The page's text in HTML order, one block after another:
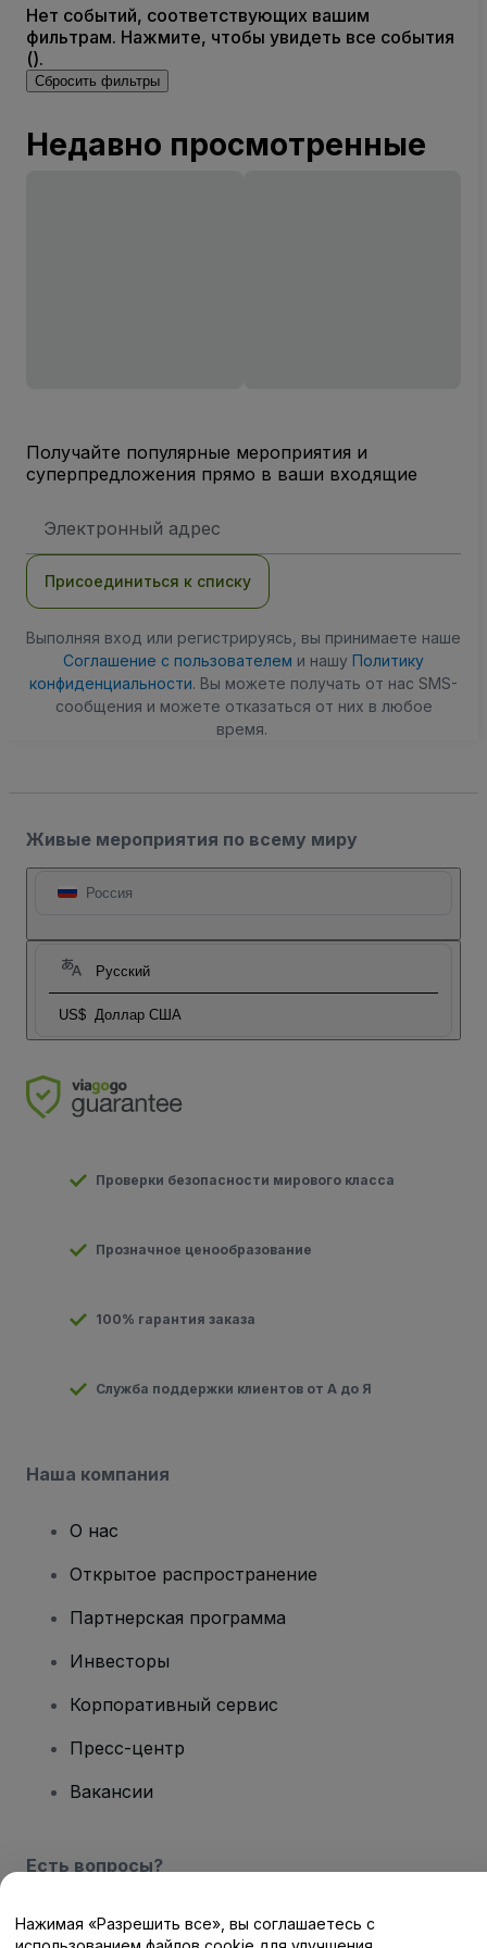
Нет событий, соответствующих вашим
фильтрам. Нажмите, чтобы увидеть все события
().
Сбросить фильтры
Недавно просмотренные
Получайте популярные мероприятия и
суперпредложения прямо в ваши входящие
электронной
Присоединиться к списку
Выполняя вход или регистрируясь, вы принимаете наше
Соглашение с пользователем и нашу Политику
конфиденциальности. Вы можете получать от нас SMS-
сообщения и можете отказаться от них в любое
время.
Живые мероприятия по всему миру
Россия
Русский
US$ Доллар США
Проверки безопасности мирового класса
Прозначное ценообразование
100% гарантия заказа
Служба поддержки клиентов от А до Я
Наша компания
О нас
Открытое распространение
Партнерская программа
Инвесторы
Корпоративный сервис
Пресс-центр
Вакансии
Есть вопросы?
Центр помощи / Свяжитесь с нами
Нажимая «Разрешить все», вы соглашаетесь с